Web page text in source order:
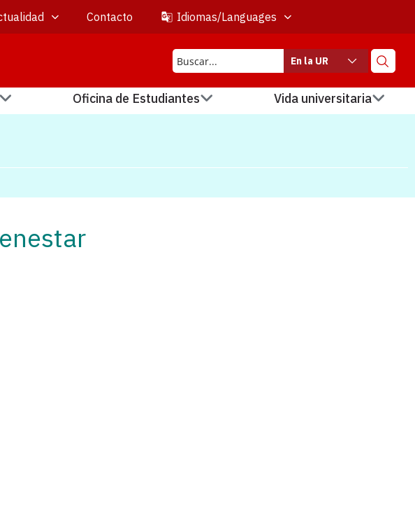
Contacto Idiomas/Languages
En la UR
Oficina de Estudiantes Vida universitaria